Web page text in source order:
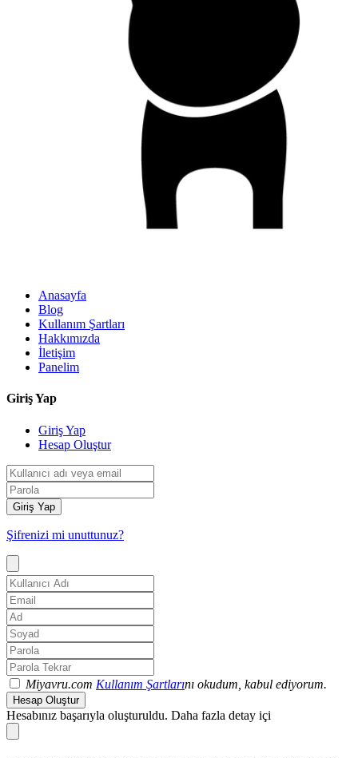
Anasayfa
Blog
Kullanım Şartları
Hakkımızda
İletişim
Panelim
Giriş Yap
Giriş Yap
Hesap Oluştur
Giriş Yap
Şifrenizi mi unuttunuz?
Miyavru.com Kullanım Şartlarını okudum, kabul ediyorum.
Hesap Oluştur
Hesabınız başarıyla oluşturuldu. Daha fazla detay içi